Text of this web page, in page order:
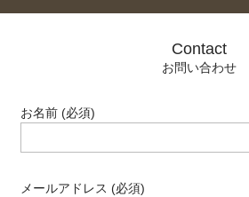
Contact
お問い合わせ
お名前 (必須)
メールアドレス (必須)